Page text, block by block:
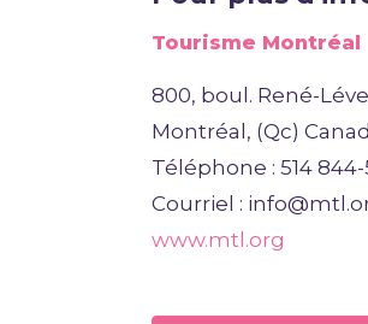
Tourisme Montréal
800, boul. René-
Montréal, (Qc)
Téléphone : 514
Courriel :
www.mtl.org